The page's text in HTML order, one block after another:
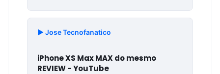
▶️ Jose Tecnofanatico
iPhone XS Max MAX do mesmo
REVIEW - YouTube